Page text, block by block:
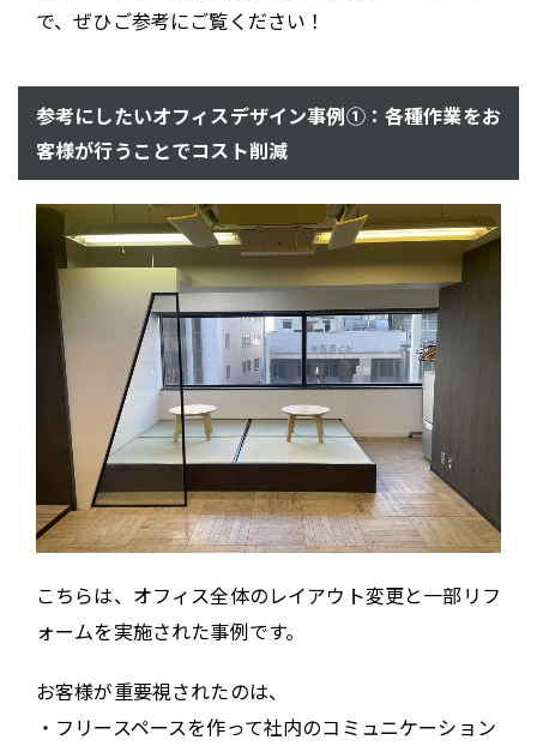
で、ぜひご参考にご覧ください！
参考にしたいオフィスデザイン事例①：各種作業をお
客様が行うことでコスト削減
こちらは、オフィス全体のレイアウト変更と一部リフ
ォームを実施された事例です。
お客様が重要視されたのは、
・フリースペースを作って社内のコミュニケーション